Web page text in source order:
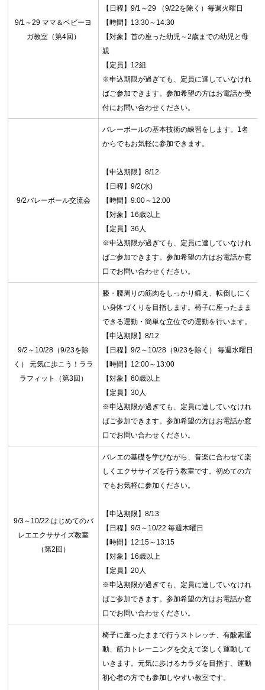
9/1～29 ママ＆ベビーヨ
ガ教室（第4回）
【日程】9/1～29 （9/22を除く）毎週火曜日
【時間】13:30～14:30
【対象】首の座った幼児～2歳までの幼児と母
親
【定員】12組
※申込期限が過ぎても、定員に達していなけれ
ばご参加できます。参加希望の方はお電話か受
付にお問い合わせください。
9/2バレーボール交流会
バレーボールの基本技術の練習をします。1名
からでもお気軽に参加できます。
【申込期限】8/12
【日程】9/2(水)
【時間】9:00～12:00
【対象】16歳以上
【定員】36人
※申込期限が過ぎても、定員に達していなけれ
ばご参加できます。参加希望の方はお電話か窓
口でお問い合わせください。
9/2～10/28（9/23を除
く） 元気に歩こう！ララ
ラフィット（第3回）
膝・腰周りの筋肉をしっかり鍛え、転倒しにく
い身体づくりを目指します。椅子に座ったまま
できる運動・簡単な立位での運動を行います。
【申込期限】8/12
【日程】9/2～10/28（9/23を除く） 毎週水曜日
【時間】12:00～13:00
【対象】60歳以上
【定員】30人
※申込期限が過ぎても、定員に達していなけれ
ばご参加できます。参加希望の方はお電話か窓
口でお問い合わせください。
9/3～10/22 はじめてのバ
レエエクササイズ教室
（第2回）
バレエの基礎を学びながら、音楽に合わせて楽
しくエクササイズを行う教室です。初めての方
でもお気軽に参加ください。
【申込期限】8/13
【日程】9/3～10/22 毎週木曜日
【時間】12:15～13:15
【対象】16歳以上
【定員】20人
※申込期限が過ぎても、定員に達していなけれ
ばご参加できます。参加希望の方はお電話か窓
口でお問い合わせください。
椅子に座ったままで行うストレッチ、有酸素運
動、筋力トレーニングを交えて楽しく運動して
いきます。元気に歩けるカラダを目指す、運動
初心者の方でも参加しやすい教室です。